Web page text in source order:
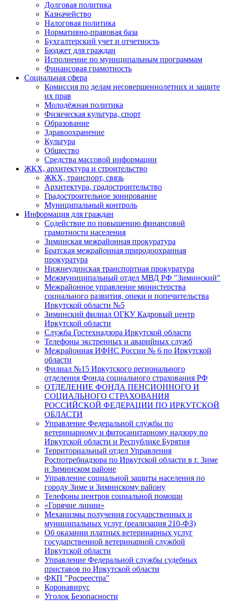
Долговая политика
Казначейство
Налоговая политика
Нормативно-правовая база
Бухгалтерский учет и отчетность
Бюджет для граждан
Исполнение по муниципальным программам
Финансовая грамотность
Социальная сфера
Комиссия по делам несовершеннолетних и защите
их прав
Молодёжная политика
Физическая культура, спорт
Образование
Здравоохранение
Культура
Общество
Средства массовой информации
ЖКХ, архитектура и строительство
ЖКХ, транспорт, связь
Архитектура, градостроительство
Градостроительное зонирование
Муниципальный контроль
Информация для граждан
Содействие по повышению финансовой
грамотности населения
Зиминская межрайонная прокуратура
Братская межрайонная природоохранная
прокуратура
Нижнеудинская транспортная прокуратура
Межмуниципальный отдел МВД РФ "Зиминский"
Межрайонное управление министерства
социального развития, опеки и попечительства
Иркутской области №5
Зиминский филиал ОГКУ Кадровый центр
Иркутской области
Служба Гостехнадзора Иркутской области
Телефоны экстренных и аварийных служб
Межрайонная ИФНС России № 6 по Иркутской
области
Филиал №15 Иркутского регионального
отделения Фонда социального страхования РФ
ОТДЕЛЕНИЕ ФОНДА ПЕНСИОННОГО И
СОЦИАЛЬНОГО СТРАХОВАНИЯ
РОССИЙСКОЙ ФЕДЕРАЦИИ ПО ИРКУТСКОЙ
ОБЛАСТИ
Управление Федеральной службы по
ветеринарному и фитосанитарному надзору по
Иркутской области и Республике Бурятия
Территориальный отдел Управления
Роспотребнадзора по Иркутской области в г. Зиме
и Зиминском районе
Управление социальной защиты населения по
городу Зиме и Зиминскому району
Телефоны центров социальной помощи
«Горячие линии»
Механизмы получения государственных и
муниципальных услуг (реализация 210-ФЗ)
Об оказании платных ветеринарных услуг
государственной ветеринарной службой
Иркутской области
Управление Федеральной службы судебных
приставов по Иркутской области
ФКП "Росреестра"
Коронавирус
Уголок Безопасности